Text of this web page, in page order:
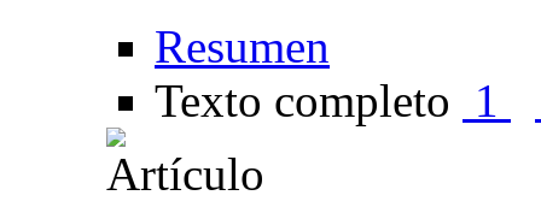
Resumen
Texto completo 1